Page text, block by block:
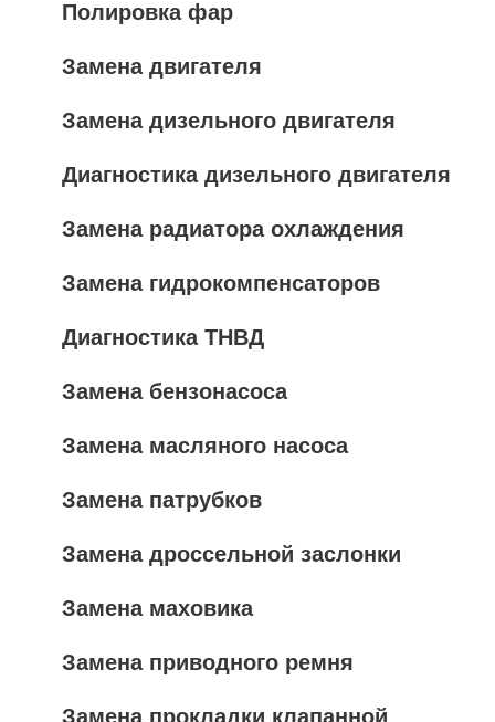
Полировка фар
Замена двигателя
Замена дизельного двигателя
Диагностика дизельного двигателя
Замена радиатора охлаждения
Замена гидрокомпенсаторов
Диагностика ТНВД
Замена бензонасоса
Замена масляного насоса
Замена патрубков
Замена дроссельной заслонки
Замена маховика
Замена приводного ремня
Замена прокладки клапанной